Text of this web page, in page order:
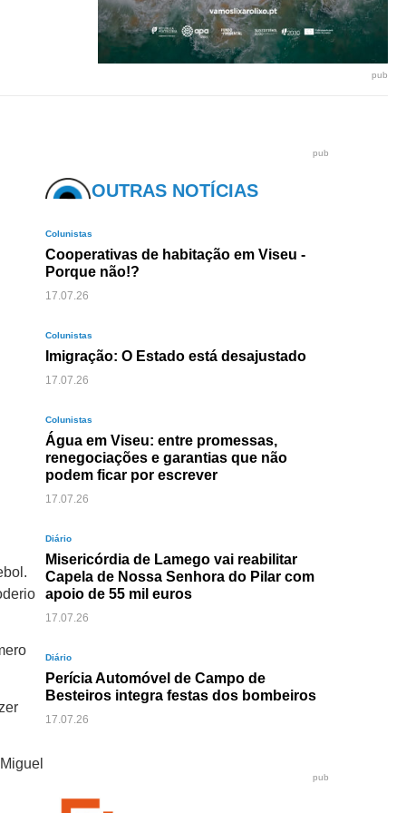
pub
pub
OUTRAS NOTÍCIAS
Colunistas
Cooperativas de habitação em Viseu -
Porque não!?
17.07.26
Colunistas
Imigração: O Estado está desajustado
17.07.26
Colunistas
Água em Viseu: entre promessas,
renegociações e garantias que não
podem ficar por escrever
17.07.26
Diário
Misericórdia de Lamego vai reabilitar
Capela de Nossa Senhora do Pilar com
apoio de 55 mil euros
17.07.26
Diário
Perícia Automóvel de Campo de
Besteiros integra festas dos bombeiros
17.07.26
pub